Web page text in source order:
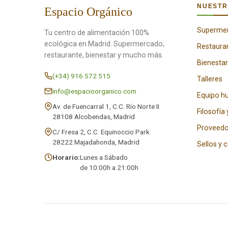
Espacio Orgánico
Tu centro de alimentación 100%
ecológica en Madrid. Supermercado,
restaurante, bienestar y mucho más.
(+34) 916 572 515
info@espacioorganico.com
Av. de Fuencarral 1, C.C. Río Norte II
28108 Alcobendas, Madrid
C/ Fresa 2, C.C. Equinoccio Park
28222 Majadahonda, Madrid
Horario:Lunes a Sábado
de 10:00h a 21:00h
Bienestar
Talleres
Equipo
Filosofía
Sellos y